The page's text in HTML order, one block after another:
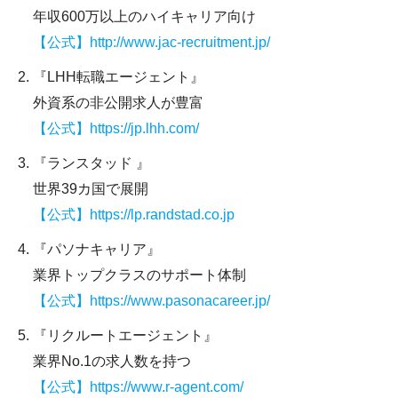
年収600万以上のハイキャリア向け
【公式】http://www.jac-recruitment.jp/
『LHH転職エージェント』
外資系の非公開求人が豊富
【公式】https://jp.lhh.com/
『ランスタッド 』
世界39カ国で展開
【公式】https://lp.randstad.co.jp
『パソナキャリア』
業界トップクラスのサポート体制
【公式】https://www.pasonacareer.jp/
『リクルートエージェント』
業界No.1の求人数を持つ
【公式】https://www.r-agent.com/